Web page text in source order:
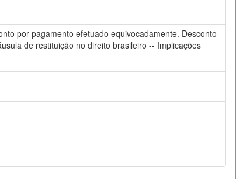
por pagamento efetuado equivocadamente. Desconto
de restituição no direito brasileiro -- Implicações